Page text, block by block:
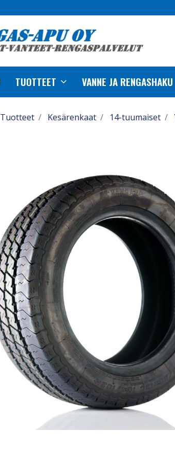
TUOTTEET VANNE JA RENGASHAKU
Tuotteet Kesärenkaat 14-tuumaiset